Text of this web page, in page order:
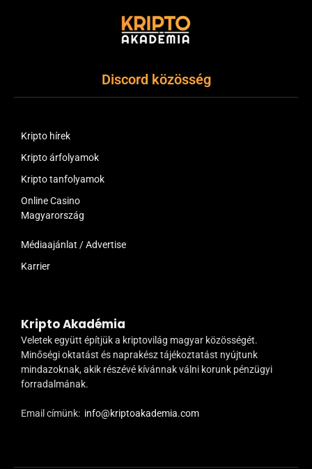
Discord közösség
Kripto hírek
Kripto árfolyamok
Kripto tanfolyamok
Online Casino
Magyarország
Médiaajánlat / Advertise
Karrier
Kripto Akadémia
Veletek együtt építjük a kriptovilág magyar közösségét.
Minőségi oktatást és naprakész tájékoztatást nyújtunk
mindazoknak, akik részévé kívánnak válni korunk pénzügyi
forradalmának.
Email címünk: info@kriptoakademia.com